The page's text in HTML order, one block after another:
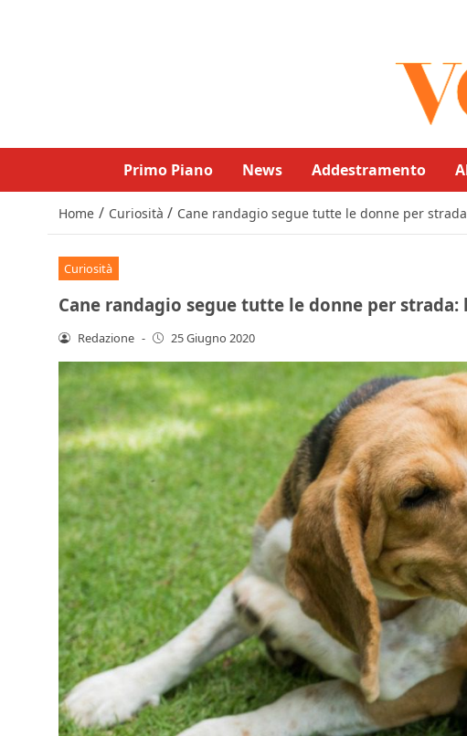
Primo Piano News Addestramento
Home / Curiosità / Cane randagio segue tutte le donne per
Curiosità
Cane randagio segue tutte le donne per
Redazione - 25 Giugno 2020